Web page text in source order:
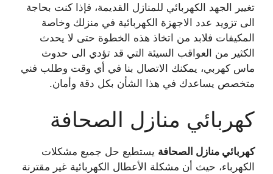
تغيير الجهد الكهربائي للمنازل القديمة، فإذا كنت بحاجة
الى تزويد عدد الاجهزة الكهربائية في منزلك وخاصة
المكيفات فلابد من اتخاذ هذه الخطوة حتى لا يحدث
الكثير من العواقب السيئة التي قد تؤدي الى حدوث
ماس كهربي، يمكنك الاتصال بنا في أي وقت وطلب فني
متخصص يساعدك في هذا الشأن بكل دقة وأمان.
كهربائي منازل الصحافة
كهربائي منازل الصحافة يستطيع حل جميع مشكلات
الكهرباء، حيث أن مشكلة الأعطال الكهربائية غير مقترنة